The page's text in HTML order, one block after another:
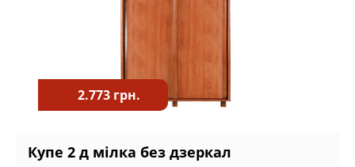
2.773 грн.
Купе 2 д мілка без дзеркал